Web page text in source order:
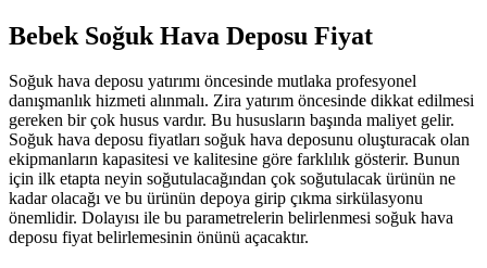
Bebek Soğuk Hava Deposu Fiyat
Soğuk hava deposu yatırımı öncesinde mutlaka profesyonel
danışmanlık hizmeti alınmalı. Zira yatırım öncesinde dikkat edilmesi
gereken bir çok husus vardır. Bu hususların başında maliyet gelir.
Soğuk hava deposu fiyatları soğuk hava deposunu oluşturacak olan
ekipmanların kapasitesi ve kalitesine göre farklılık gösterir. Bunun
için ilk etapta neyin soğutulacağından çok soğutulacak ürünün ne
kadar olacağı ve bu ürünün depoya girip çıkma sirkülasyonu
önemlidir. Dolayısı ile bu parametrelerin belirlenmesi soğuk hava
deposu fiyat belirlemesinin önünü açacaktır.